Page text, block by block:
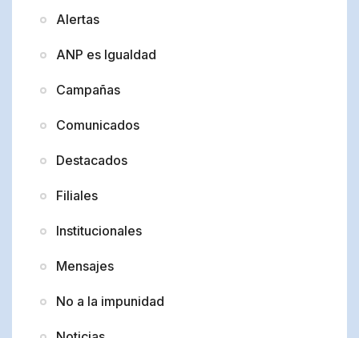
Alertas
ANP es Igualdad
Campañas
Comunicados
Destacados
Filiales
Institucionales
Mensajes
No a la impunidad